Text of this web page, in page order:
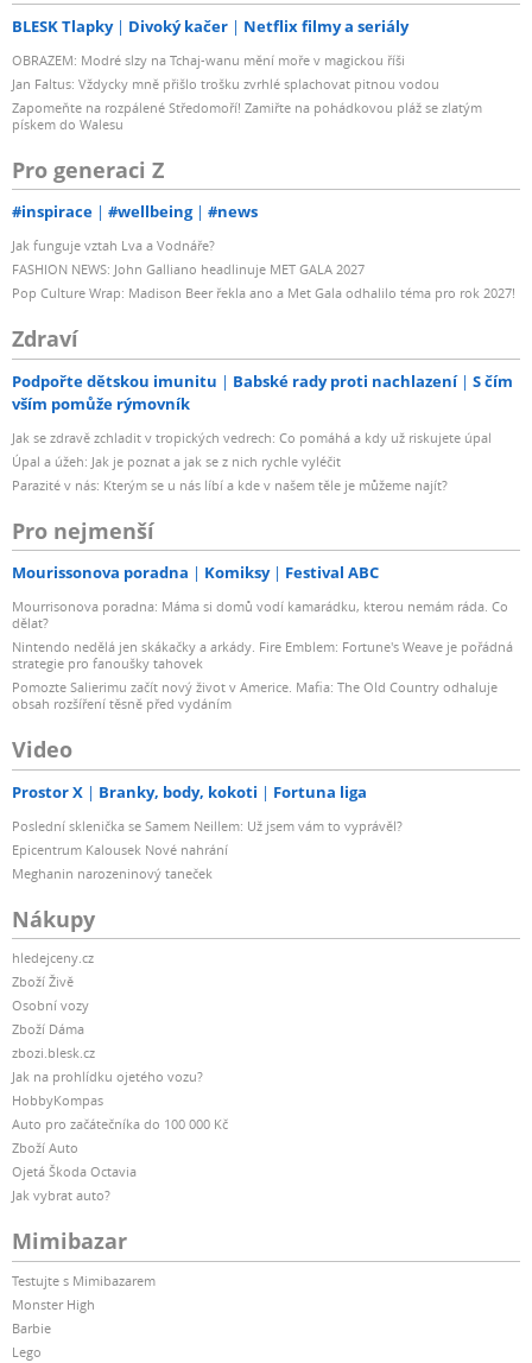
BLESK Tlapky Divoký kačer Netflix filmy a seriály
OBRAZEM: Modré slzy na Tchaj-wanu mění moře v magickou říši
Jan Faltus: Vždycky mně přišlo trošku zvrhlé splachovat pitnou vodou
Zapomeňte na rozpálené Středomoří! Zamiřte na pohádkovou pláž se zlatým
pískem do Walesu
Pro generaci Z
#inspirace #wellbeing #news
Jak funguje vztah Lva a Vodnáře?
FASHION NEWS: John Galliano headlinuje MET GALA 2027
Pop Culture Wrap: Madison Beer řekla ano a Met Gala odhalilo téma pro rok 2027!
Zdraví
Podpořte dětskou imunitu Babské rady proti nachlazení
S čím
vším pomůže rýmovník
Jak se zdravě zchladit v tropických vedrech: Co pomáhá a kdy už riskujete úpal
Úpal a úžeh: Jak je poznat a jak se z nich rychle vyléčit
Parazité v nás: Kterým se u nás líbí a kde v našem těle je můžeme najít?
Pro nejmenší
Mourissonova poradna Komiksy Festival ABC
Mourrisonova poradna: Máma si domů vodí kamarádku, kterou nemám ráda. Co
dělat?
Nintendo nedělá jen skákačky a arkády. Fire Emblem: Fortune's Weave je pořádná
strategie pro fanoušky tahovek
Pomozte Salierimu začít nový život v Americe. Mafia: The Old Country odhaluje
obsah rozšíření těsně před vydáním
Video
Prostor X Branky, body, kokoti Fortuna liga
Poslední sklenička se Samem Neillem: Už jsem vám to vyprávěl?
Epicentrum Kalousek Nové nahrání
Meghanin narozeninový taneček
Nákupy
hledejceny.cz
Zboží Živě
Osobní vozy
Zboží Dáma
zbozi.blesk.cz
Jak na prohlídku ojetého vozu?
HobbyKompas
Auto pro začátečníka do 100 000 Kč
Zboží Auto
Ojetá Škoda Octavia
Jak vybrat auto?
Mimibazar
Testujte s Mimibazarem
Monster High
Barbie
Lego